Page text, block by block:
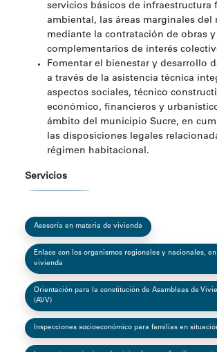
servicios básicos de infraestructura
ambiental, las áreas marginales del
mediante la contratación de obras
complementarios de interés
Fomentar el bienestar y desarrollo
a través de la asistencia técnica
aspectos sociales, técnico
económico, financieros y
ámbito del municipio Sucre, en
las disposiciones legales
régimen habitacional.
Servicios
Asesoría en materia de vivienda
Enlace con los organismos regionales y nacionales,
vivienda
Orientación para la constitución de Asambleas de
(AVV)
Inspecciones socioeconómico para familias en